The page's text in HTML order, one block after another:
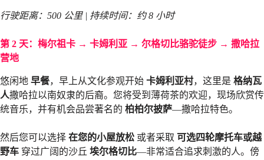
行驶距离：500 公里 | 持续时间：约 8 小时
第 2 天：梅尔祖卡 → 卡姆利亚 → 尔格切比骆驼徒步 → 撒哈拉
营地
悠闲地 早餐，早上从文化参观开始 卡姆利亚村，这里是 格纳瓦
人撒哈拉以南奴隶的后裔。您将受到薄荷茶的欢迎，现场欣赏传
统音乐，并有机会品尝著名的 柏柏尔披萨—撒哈拉特色。
然后您可以选择 在您的小屋放松 或者采取 可选四轮摩托车或越
野车 穿过广阔的沙丘 埃尔格切比—非常适合追求刺激的人。傍